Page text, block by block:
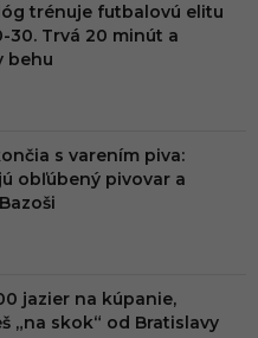
trénuje futbalovú elitu
30. Trvá 20 minút a
behu
s varením piva:
obľúbený pivovar a
jazier na kúpanie,
„na skok“ od Bratislavy